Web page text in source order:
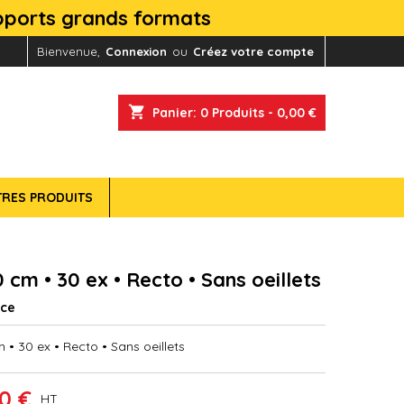
grands formats
Bienvenue, Connexion ou Créez votre compte
shopping_cart Panier: 0 Produits - 0,00 €
PRODUITS
cm • 30 ex • Recto • Sans oeillets
• 30 ex • Recto • Sans oeillets
€ HT